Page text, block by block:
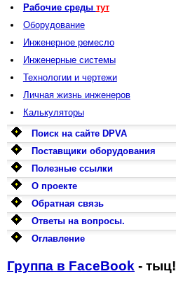
Рабочие среды тут
Оборудование
Инженерное ремесло
Инженерные системы
Технологии и чертежи
Личная жизнь инженеров
Калькуляторы
Поиск на сайте DPVA
Поставщики оборудования
Полезные ссылки
О проекте
Обратная связь
Ответы на вопросы.
Оглавление
Группа в FaceBook - тыц!